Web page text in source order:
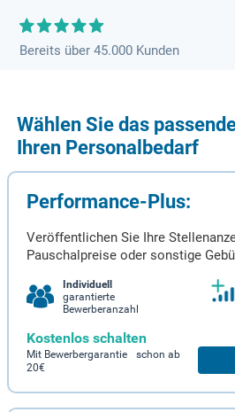
Bereits über 45.000 Kunden
Wählen Sie das
Ihren Personalbedarf
Performance-Plus:
Veröffentlichen Sie Ihre
Pauschalpreise oder sonstige
Individuell
garantierte
Bewerberanzahl
Kostenlos schalten
Mit Bewerbergarantie schon ab
20€